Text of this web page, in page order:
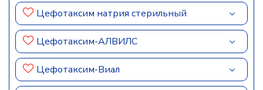
Цефотаксим натрия стерильный
Цефотаксим-АЛВИЛС
Цефотаксим-Виал